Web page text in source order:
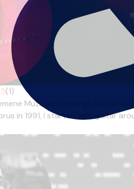
5(1)
Muzikale Vorming),
in 1991, I started with guitar